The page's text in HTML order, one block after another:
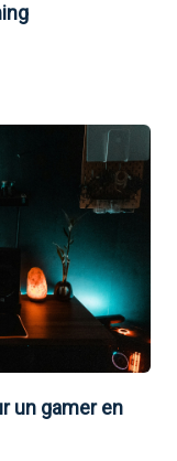
un gamer en